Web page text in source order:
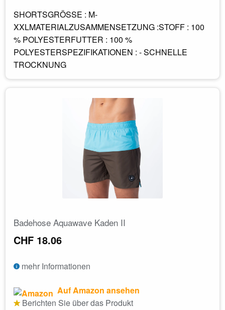
SHORTSGRÖSSE : M-
XXLMATERIALZUSAMMENSETZUNG :STOFF : 100
% POLYESTERFUTTER : 100 %
POLYESTERSPEZIFIKATIONEN : - SCHNELLE
TROCKNUNG
Badehose Aquawave Kaden II
CHF 18.06
mehr Informationen
Auf Amazon ansehen
Berichten Sie über das Produkt